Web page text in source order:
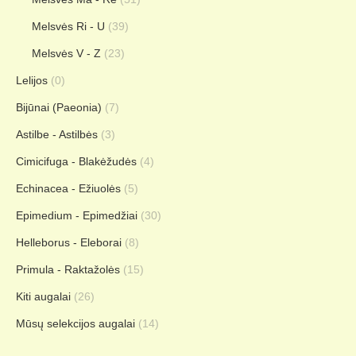
Melsvės Ri - U (39)
Melsvės V - Z (23)
Lelijos (0)
Bijūnai (Paeonia) (7)
Astilbe - Astilbės (3)
Cimicifuga - Blakėžudės (4)
Echinacea - Ežiuolės (5)
Epimedium - Epimedžiai (30)
Helleborus - Eleborai (8)
Primula - Raktažolės (15)
Kiti augalai (26)
Mūsų selekcijos augalai (14)